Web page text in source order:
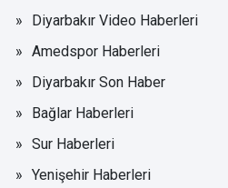
Diyarbakır Video Haberleri
Amedspor Haberleri
Diyarbakır Son Haber
Bağlar Haberleri
Sur Haberleri
Yenişehir Haberleri